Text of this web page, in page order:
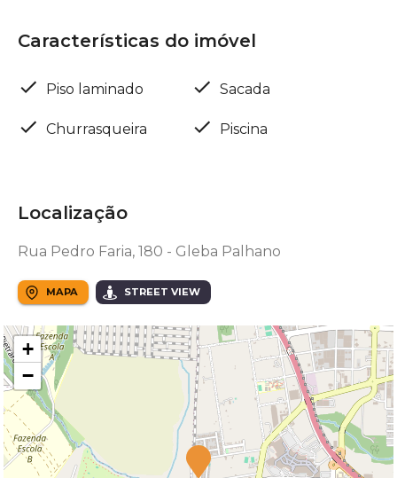
Características do imóvel
Piso laminado Sacada
Churrasqueira Piscina
Localização
Rua Pedro Faria, 180 - Gleba Palhano
MAPA STREET VIEW
+
−